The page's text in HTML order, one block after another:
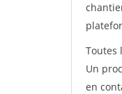
Toutes
Un
en